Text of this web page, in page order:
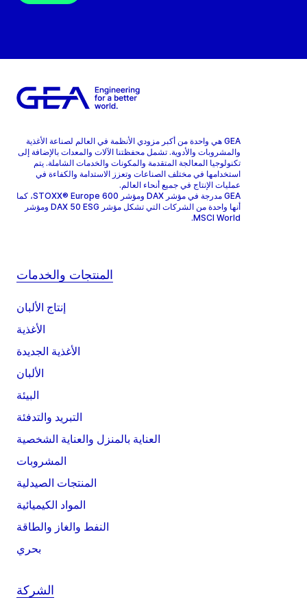
GEA هي واحدة من أكبر مزودي الأنظمة في العالم لصناعة الأغذية
والمشروبات والأدوية. تشمل محفظتنا الآلات والمعدات بالإضافة إلى
تكنولوجيا المعالجة المتقدمة والمكونات والخدمات الشاملة. يتم
استخدامها في مختلف الصناعات وتعزز الاستدامة والكفاءة في
عمليات الإنتاج في جميع أنحاء العالم.
GEA مدرجة في مؤشر DAX ومؤشر STOXX® Europe 600، كما
أنها واحدة من الشركات التي تشكل مؤشر DAX 50 ESG ومؤشر
MSCI World.
المنتجات والخدمات
إنتاج الألبان
الأغذية
الأغذية الجديدة
الألبان
البيئة
التبريد والتدفئة
العناية بالمنزل والعناية الشخصية
المشروبات
المنتجات الصيدلية
المواد الكيميائية
النفط والغاز والطاقة
بحري
الشركة